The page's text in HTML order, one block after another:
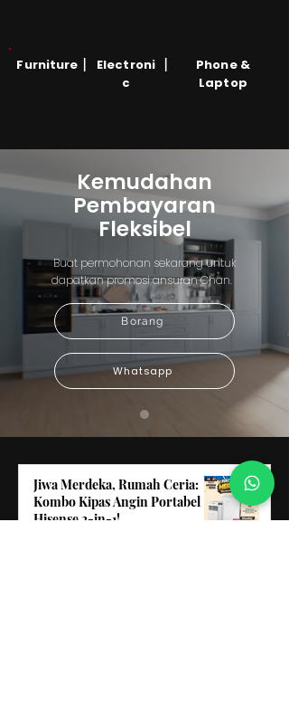
Furniture |
Electroni
c
|
Phone &
Laptop
Kemudahan
Pembayaran
Fleksibel
Buat permohonan sekarang untuk
dapatkan promosi ansuran Chan.
Borang
Whatsapp
Jiwa Merdeka, Rumah Ceria:
Kombo Kipas Angin Portabel
Hisense 2-in-1!